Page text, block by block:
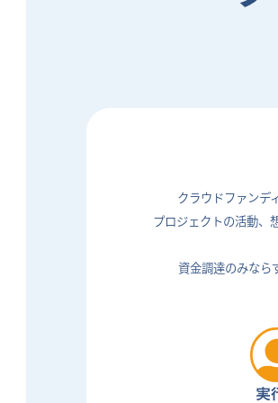
クラウドファンデ
プロジェクトの活動、
資金調達のみなら